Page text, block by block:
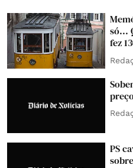
só...
fez
PS